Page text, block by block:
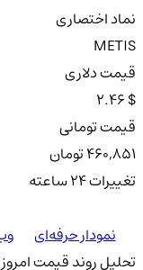
نماد اختصاری
METIS
قیمت دلاری
2.46 $
قیمت تومانی
460,851 تومان
تغییرات ۲۴ ساعته
نمودار حرفه‌ای
تحلیل روند قیمت